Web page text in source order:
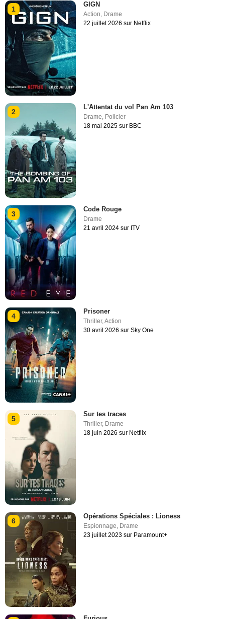
1
GIGN
Action, Drame
22 juillet 2026 sur Netflix
2
L'Attentat du vol Pan Am 103
Drame Policier
18 mai 2025 sur BBC
3
Code Rouge
Drame
21 avril 2024 sur ITV
4
Prisoner
Thriller,Action
30 avril 2026 sur Sky One
5
Sur tes traces
Thriller, Drame
18 juin 2026 sur Netflix
6
Opérations Spéciales : Lioness
Espionnage, Drame
23 juillet 2023 sur Paramount+